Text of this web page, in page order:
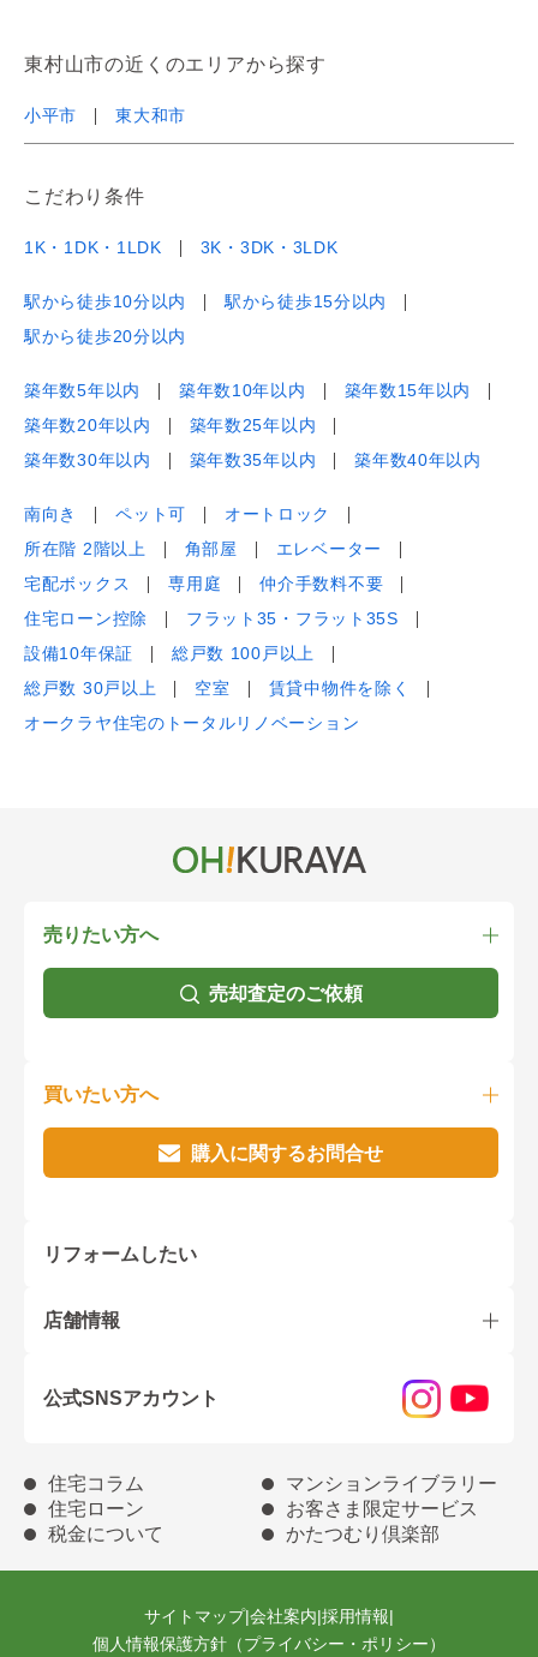
東村山市の近くのエリアから探す
小平市 東大和市
こだわり条件
1K・1DK・1LDK 3K・3DK・3LDK
駅から徒歩10分以内
駅から徒歩15分以内
駅から徒歩20分以内
築年数5年以内 築年数10年以内
築年数15年以内
築年数20年以内
築年数25年以内
築年数30年以内
築年数35年以内 築年数40年以内
南向き ペット可
オートロック
所在階 2階以上
角部屋
エレベーター
宅配ボックス
専用庭
仲介手数料不要
住宅ローン控除
フラット35・フラット35S
設備10年保証
総戸数 100戸以上
総戸数 30戸以上
空室
賃貸中物件を除く
オークラヤ住宅のトータルリノベーション
売りたい方へ
売却査定のご依頼
買いたい方へ
購入に関するお問合せ
リフォームしたい
店舗情報
公式SNSアカウント
住宅コラム
マンションライブラリー
住宅ローン
お客さま限定サービス
税金について
かたつむり倶楽部
サイトマップ|会社案内|採用情報|
個人情報保護方針（プライバシー・ポリシー）